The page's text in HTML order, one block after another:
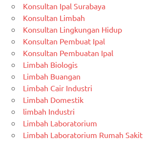
Konsultan Ipal Surabaya
Konsultan Limbah
Konsultan Lingkungan Hidup
Konsultan Pembuat Ipal
Konsultan Pembuatan Ipal
Limbah Biologis
Limbah Buangan
Limbah Cair Industri
Limbah Domestik
limbah Industri
Limbah Laboratorium
Limbah Laboratorium Rumah Sakit